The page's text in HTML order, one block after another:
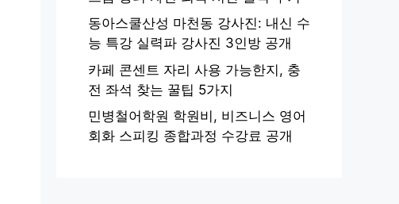
동아스쿨산성 마천동 강사진: 내신 수
능 특강 실력파 강사진 3인방 공개
카페 콘센트 자리 사용 가능한지, 충
전 좌석 찾는 꿀팁 5가지
민병철어학원 학원비, 비즈니스 영어
회화 스피킹 종합과정 수강료 공개